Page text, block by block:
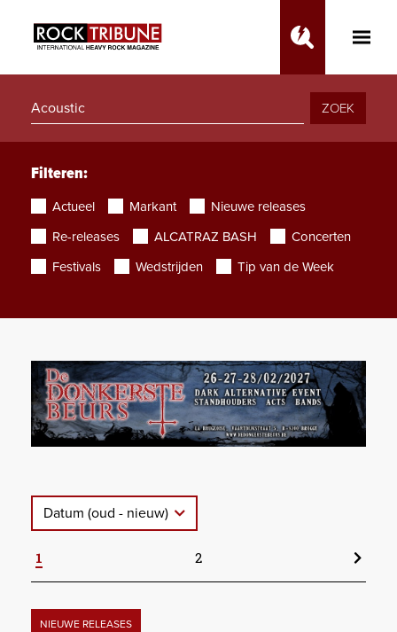
Toggle
ZOEK
Filteren:
Actueel Markant
Nieuwe releases
Re-releases
ALCATRAZ BASH
Concerten
Festivals
Wedstrijden Tip van de Week
Datum (oud - nieuw)
1 2
NIEUWE RELEASES